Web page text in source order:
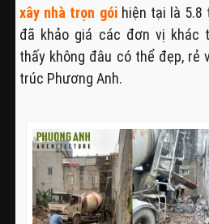
xây nhà trọn góihiện tại là 5.8
đã khảo giá các đơn vị khác
thấy không đâu có thể đẹp, rẻ
trúc Phương Anh.